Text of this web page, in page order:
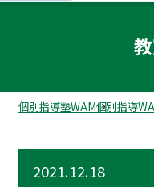
個別指導塾WAM個別指導
2021.12.18